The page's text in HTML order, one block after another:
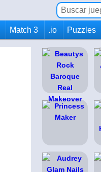
Match 3 .io Puzzles